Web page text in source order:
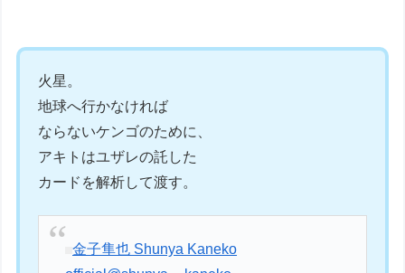
火星。
地球へ行かなければ
ならないケンゴのために、
アキトはユザレの託した
カードを解析して渡す。
金子隼也 Shunya Kaneko